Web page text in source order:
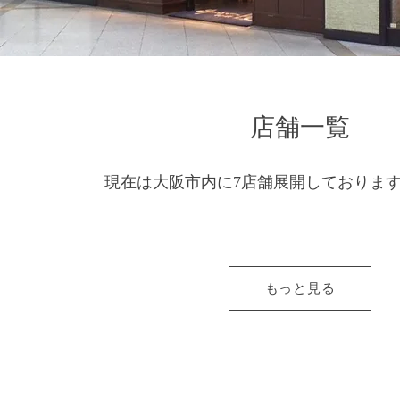
店舗一覧
現在は大阪市内に7店舗展開しておりま
もっと見る